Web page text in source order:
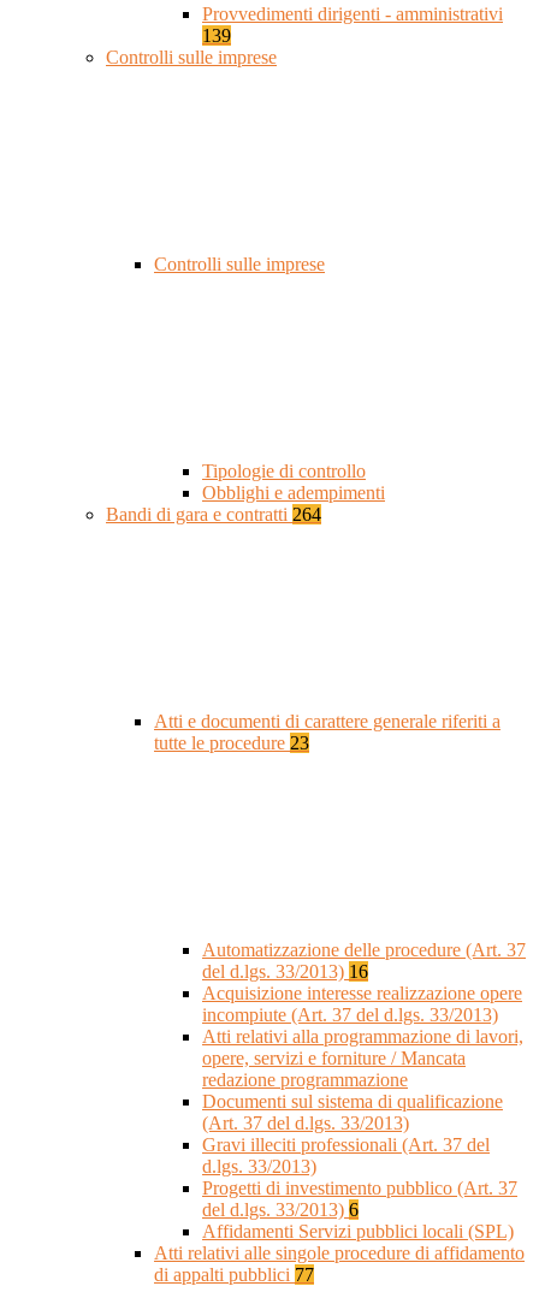
Provvedimenti dirigenti - amministrativi
139
Controlli sulle imprese
Controlli sulle imprese
Tipologie di controllo
Obblighi e adempimenti
Bandi di gara e contratti 264
Atti e documenti di carattere generale riferiti a
tutte le procedure 23
Automatizzazione delle procedure (Art. 37
del d.lgs. 33/2013) 16
Acquisizione interesse realizzazione opere
incompiute (Art. 37 del d.lgs. 33/2013)
Atti relativi alla programmazione di lavori,
opere, servizi e forniture / Mancata
redazione programmazione
Documenti sul sistema di qualificazione
(Art. 37 del d.lgs. 33/2013)
Gravi illeciti professionali (Art. 37 del
d.lgs. 33/2013)
Progetti di investimento pubblico (Art. 37
del d.lgs. 33/2013) 6
Affidamenti Servizi pubblici locali (SPL)
Atti relativi alle singole procedure di affidamento
di appalti pubblici 77